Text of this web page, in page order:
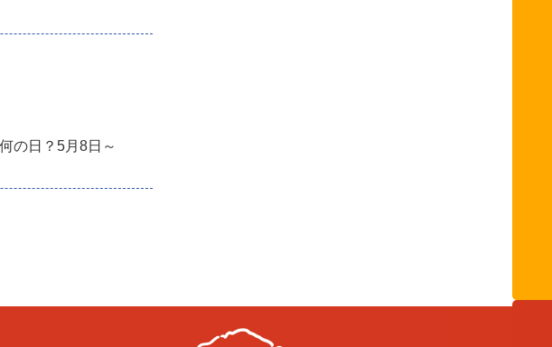
の日？5月8日～